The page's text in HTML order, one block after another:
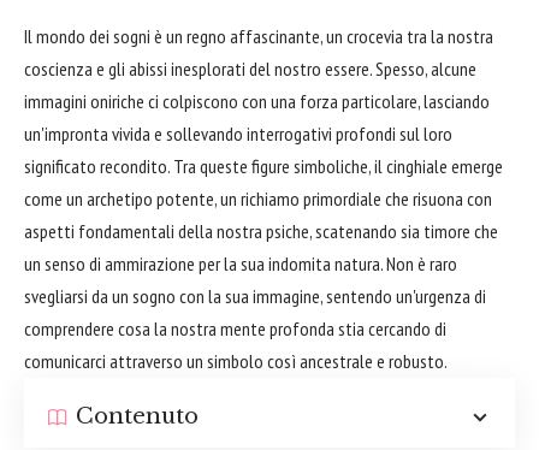
Il mondo dei sogni è un regno affascinante, un crocevia tra la nostra
coscienza e gli abissi inesplorati del nostro essere. Spesso, alcune
immagini oniriche ci colpiscono con una forza particolare, lasciando
un'impronta vivida e sollevando interrogativi profondi sul loro
significato recondito. Tra queste figure simboliche, il cinghiale emerge
come un archetipo potente, un richiamo primordiale che risuona con
aspetti fondamentali della nostra psiche, scatenando sia timore che
un senso di ammirazione per la sua indomita natura. Non è raro
svegliarsi da un sogno con la sua immagine, sentendo un'urgenza di
comprendere cosa la nostra mente profonda stia cercando di
comunicarci attraverso un simbolo così ancestrale e robusto.
Contenuto